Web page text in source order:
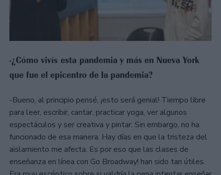
-¿Cómo vivís esta pandemia y más en Nueva York
que fue el epicentro de la pandemia?
-Bueno, al principio pensé, ¡esto será genial! Tiempo libre
para leer, escribir, cantar, practicar yoga, ver algunos
espectáculos y ser creativa y pintar. Sin embargo, no ha
funcionado de esa manera. Hay días en que la tristeza del
aislamiento me afecta. Es por eso que las clases de
enseñanza en línea con Go Broadway! han sido tan útiles.